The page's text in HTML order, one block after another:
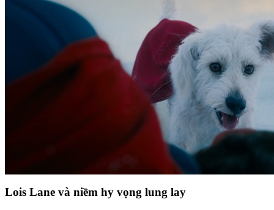
Lois Lane và niềm hy vọng lung lay